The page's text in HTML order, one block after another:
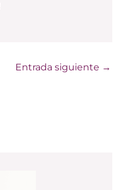
Entrada siguiente →